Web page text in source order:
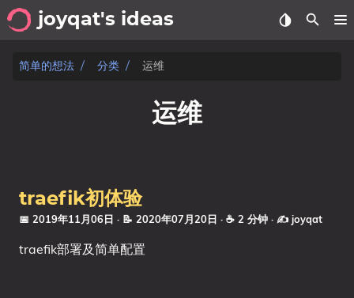
joyqat's ideas
关于
标签
分类
简单的想法 分类 运维
运维
traefik初体验
📅 2019年11月06日 · 📝 2020年07月20日 · ☕ 2 分钟 · ✍️ joyqat
traefik部署及简单配置